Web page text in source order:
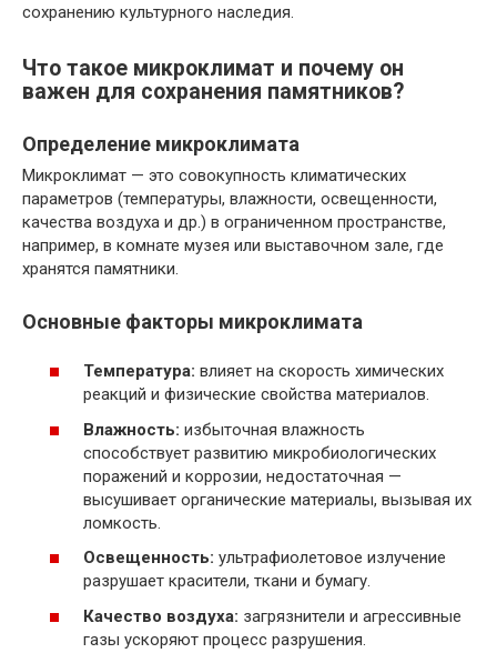
сохранению культурного наследия.
Что такое микроклимат и почему он
важен для сохранения памятников?
Определение микроклимата
Микроклимат — это совокупность климатических
параметров (температуры, влажности, освещенности,
качества воздуха и др.) в ограниченном пространстве,
например, в комнате музея или выставочном зале, где
хранятся памятники.
Основные факторы микроклимата
Температура: влияет на скорость химических
реакций и физические свойства материалов.
Влажность: избыточная влажность
способствует развитию микробиологических
поражений и коррозии, недостаточная —
высушивает органические материалы, вызывая их
ломкость.
Освещенность: ультрафиолетовое излучение
разрушает красители, ткани и бумагу.
Качество воздуха: загрязнители и агрессивные
газы ускоряют процесс разрушения.